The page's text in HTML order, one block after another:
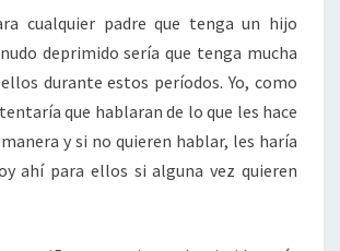
cualquier padre que tenga un hijo
deprimido sería que tenga mucha
durante estos períodos. Yo, como
que hablaran de lo que les hace
y si no quieren hablar, les haría
ahí para ellos si alguna vez quieren